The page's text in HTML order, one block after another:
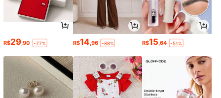
R$29 ,90 -77% R$14 ,96 -88% R$15 ,64 -51%